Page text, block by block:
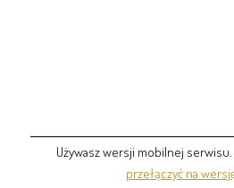
Używasz wersji mobilnej
przełączyć na